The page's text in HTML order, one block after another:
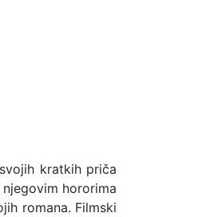
kratkih priča
hororima
romana. Filmski